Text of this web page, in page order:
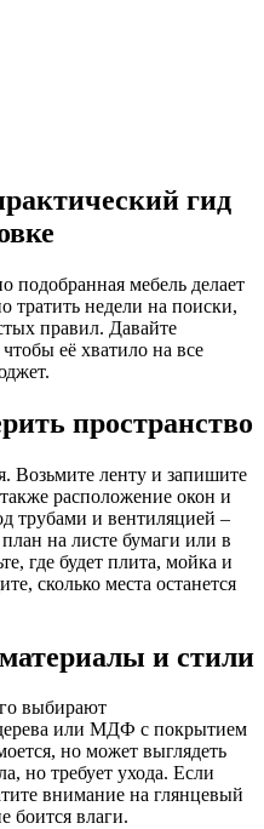
гид
подобранная мебель делает
тратить недели на поиски,
правил. Давайте
её хватило на все
пространство
Возьмите ленту и запишите
расположение окон и
трубами и вентиляцией –
на листе бумаги или в
где будет плита, мойка и
сколько места останется
и стили
выбирают
или МДФ с покрытием
но может выглядеть
но требует ухода. Если
внимание на глянцевый
боится влаги.